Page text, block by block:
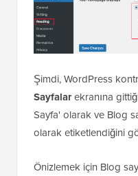
Şimdi, WordPress
Sayfalarekranına
Sayfa' olarak ve Blog
olarak etiketlendiğini
Önizlemek için Blog